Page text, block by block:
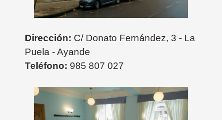
Dirección: C/ Donato Fernández, 3 - La
Puela - Ayande
Teléfono: 985 807 027